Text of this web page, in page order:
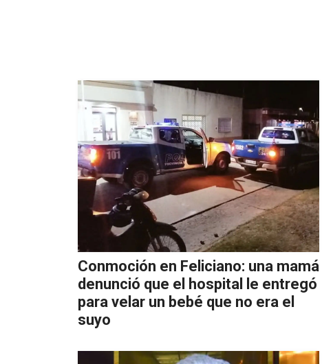
Conmoción en Feliciano: una mamá
denunció que el hospital le entregó
para velar un bebé que no era el
suyo